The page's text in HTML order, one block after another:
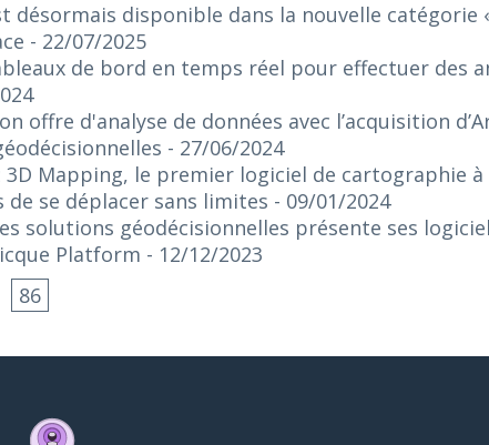
désormais disponible dans la nouvelle catégorie
- 22/07/2025
de bord en temps réel pour effectuer des
offre d'analyse de données avec l’acquisition
- 27/06/2024
3D Mapping, le premier logiciel de cartographie à
se déplacer sans limites - 09/01/2024
solutions géodécisionnelles présente ses
Platform - 12/12/2023
86